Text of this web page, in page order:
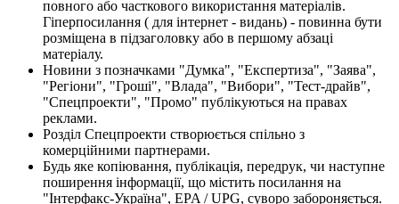
повного або часткового використання матеріалів.
Гіперпосилання ( для інтернет - видань) - повинна бути
розміщена в підзаголовку або в першому абзаці
матеріалу.
Новини з позначками "Думка", "Експертиза", "Заява",
"Регіони", "Гроші", "Влада", "Вибори", "Тест-драйв",
"Спецпроекти", "Промо" публікуються на правах
реклами.
Розділ Спецпроекти створюється спільно з
комерційними партнерами.
Будь яке копіювання, публікація, передрук, чи наступне
поширення інформації, що містить посилання на
"Інтерфакс-Україна", EPA / UPG, суворо забороняється.